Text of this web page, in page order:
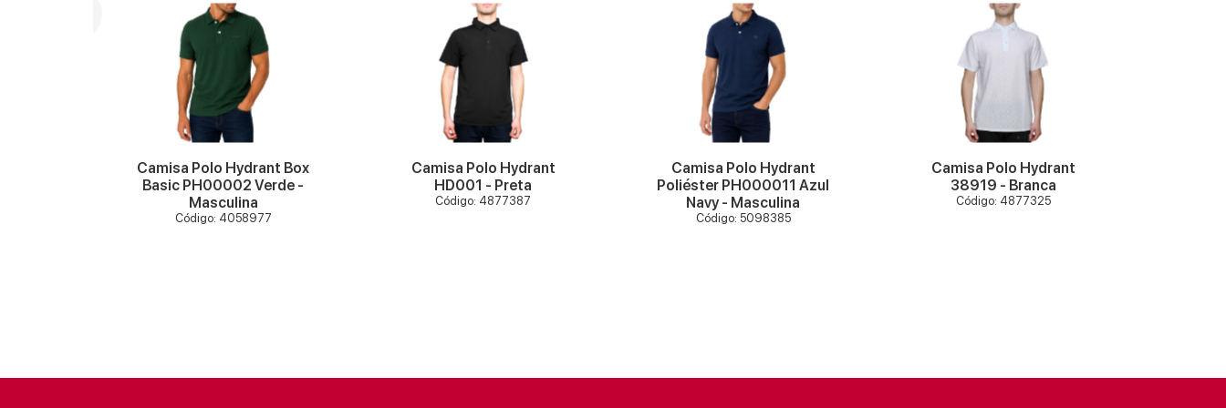
VER MAIS
Camisa Polo Hydrant Box
Basic PH00002 Verde -
Masculina
Código: 4058977
Camisa Polo Hydrant
HD001 - Preta
Código: 4877387
VER MAIS
Camisa Polo Hydrant
Poliéster PH000011 Azul
Navy - Masculina
Código: 5098385
Camisa Polo Hydrant
38919 - Branca
Código: 4877325